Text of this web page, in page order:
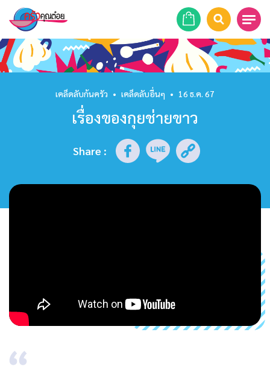
หน้าแรก
สูตรอาหาร
รายการย้อนหลัง
เคล็ดลับก้นครัว • เคล็ดลับอื่นๆ • 16 ธ.ค. 67
เรื่องของกุยช่ายขาว
Share :